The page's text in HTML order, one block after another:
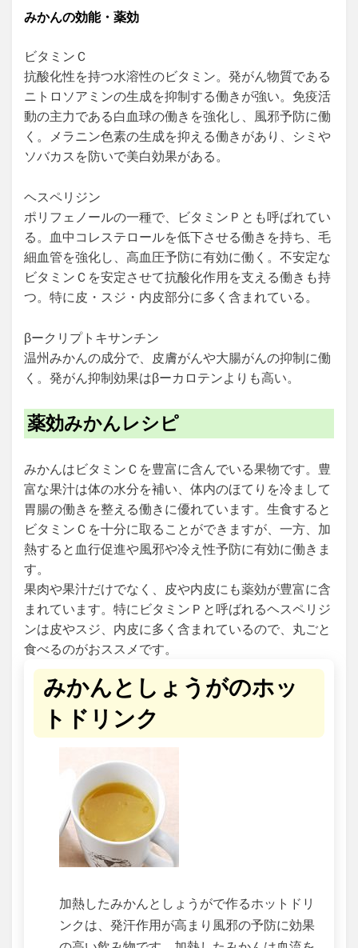
みかんの効能・薬効
ビタミンＣ
抗酸化性を持つ水溶性のビタミン。発がん物質である
ニトロソアミンの生成を抑制する働きが強い。免疫活
動の主力である白血球の働きを強化し、風邪予防に働
く。メラニン色素の生成を抑える働きがあり、シミや
ソバカスを防いで美白効果がある。
ヘスペリジン
ポリフェノールの一種で、ビタミンＰとも呼ばれてい
る。血中コレステロールを低下させる働きを持ち、毛
細血管を強化し、高血圧予防に有効に働く。不安定な
ビタミンＣを安定させて抗酸化作用を支える働きも持
つ。特に皮・スジ・内皮部分に多く含まれている。
βークリプトキサンチン
温州みかんの成分で、皮膚がんや大腸がんの抑制に働
く。発がん抑制効果はβーカロテンよりも高い。
薬効みかんレシピ
みかんはビタミンＣを豊富に含んでいる果物です。豊
富な果汁は体の水分を補い、体内のほてりを冷まして
胃腸の働きを整える働きに優れています。生食すると
ビタミンＣを十分に取ることができますが、一方、加
熱すると血行促進や風邪や冷え性予防に有効に働きま
す。
果肉や果汁だけでなく、皮や内皮にも薬効が豊富に含
まれています。特にビタミンＰと呼ばれるヘスペリジ
ンは皮やスジ、内皮に多く含まれているので、丸ごと
食べるのがおススメです。
みかんとしょうがのホッ
トドリンク
加熱したみかんとしょうがで作るホットドリ
ンクは、発汗作用が高まり風邪の予防に効果